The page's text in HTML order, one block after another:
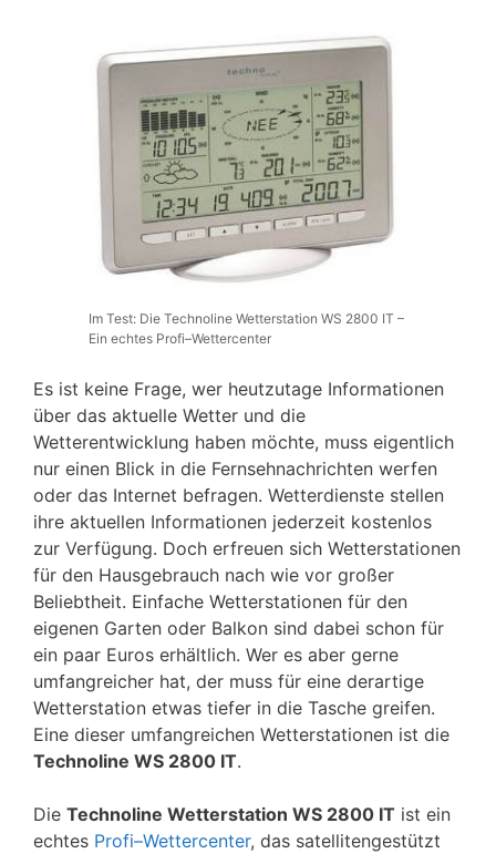
Im Test: Die Technoline Wetterstation WS 2800 IT –
Ein echtes Profi–Wettercenter
Es ist keine Frage, wer heutzutage Informationen
über das aktuelle Wetter und die
Wetterentwicklung haben möchte, muss eigentlich
nur einen Blick in die Fernsehnachrichten werfen
oder das Internet befragen. Wetterdienste stellen
ihre aktuellen Informationen jederzeit kostenlos
zur Verfügung. Doch erfreuen sich Wetterstationen
für den Hausgebrauch nach wie vor großer
Beliebtheit. Einfache Wetterstationen für den
eigenen Garten oder Balkon sind dabei schon für
ein paar Euros erhältlich. Wer es aber gerne
umfangreicher hat, der muss für eine derartige
Wetterstation etwas tiefer in die Tasche greifen.
Eine dieser umfangreichen Wetterstationen ist die
Technoline WS 2800 IT.
Die Technoline Wetterstation WS 2800 IT ist ein
echtes Profi–Wettercenter, das satellitengestützt